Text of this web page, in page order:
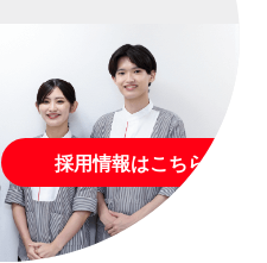
採用情報はこちら